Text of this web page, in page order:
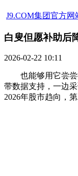
J9.COM集团官方网
白叟但愿补助后
2026-02-22 10:11
也能够用它尝尝拾
带数据支持，一边
2026年股市趋向，